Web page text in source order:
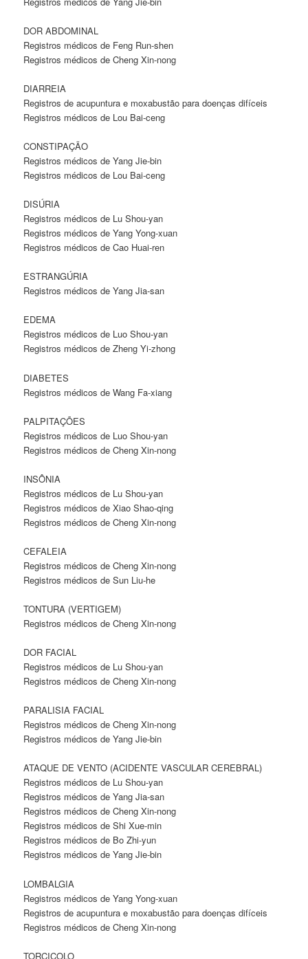
DOR ABDOMINAL
Registros médicos de Feng Run-shen
Registros médicos de Cheng Xin-nong
DIARREIA
Registros de acupuntura e moxabustão para doenças difíceis
Registros médicos de Lou Bai-ceng
CONSTIPAÇÃO
Registros médicos de Yang Jie-bin
Registros médicos de Lou Bai-ceng
DISÚRIA
Registros médicos de Lu Shou-yan
Registros médicos de Yang Yong-xuan
Registros médicos de Cao Huai-ren
ESTRANGÚRIA
Registros médicos de Yang Jia-san
EDEMA
Registros médicos de Luo Shou-yan
Registros médicos de Zheng Yi-zhong
DIABETES
Registros médicos de Wang Fa-xiang
PALPITAÇÕES
Registros médicos de Luo Shou-yan
Registros médicos de Cheng Xin-nong
INSÔNIA
Registros médicos de Lu Shou-yan
Registros médicos de Xiao Shao-qing
Registros médicos de Cheng Xin-nong
CEFALEIA
Registros médicos de Cheng Xin-nong
Registros médicos de Sun Liu-he
TONTURA (VERTIGEM)
Registros médicos de Cheng Xin-nong
DOR FACIAL
Registros médicos de Lu Shou-yan
Registros médicos de Cheng Xin-nong
PARALISIA FACIAL
Registros médicos de Cheng Xin-nong
Registros médicos de Yang Jie-bin
ATAQUE DE VENTO (ACIDENTE VASCULAR CEREBRAL)
Registros médicos de Lu Shou-yan
Registros médicos de Yang Jia-san
Registros médicos de Cheng Xin-nong
Registros médicos de Shi Xue-min
Registros médicos de Bo Zhi-yun
Registros médicos de Yang Jie-bin
LOMBALGIA
Registros médicos de Yang Yong-xuan
Registros de acupuntura e moxabustão para doenças difíceis
Registros médicos de Cheng Xin-nong
TORCICOLO